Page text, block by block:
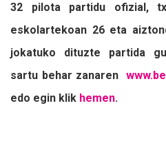
32 pilota partidu ofizial,
eskolartekoan 26 eta
jokatuko dituzte partida
sartu behar zanaren
edo egin klik hemen.